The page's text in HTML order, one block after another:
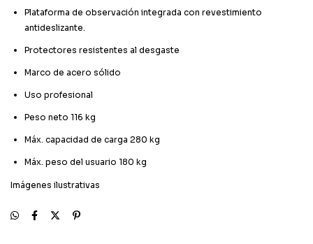
Plataforma de observación integrada con revestimiento
antideslizante.
Protectores resistentes al desgaste
Marco de acero sólido
Uso profesional
Peso neto 116 kg
Máx. capacidad de carga 280 kg
Máx. peso del usuario 180 kg
Imágenes ilustrativas